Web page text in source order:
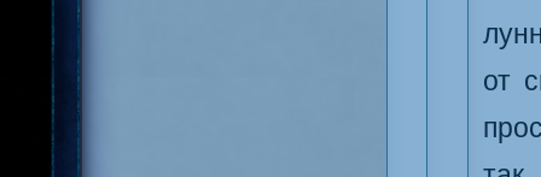
от